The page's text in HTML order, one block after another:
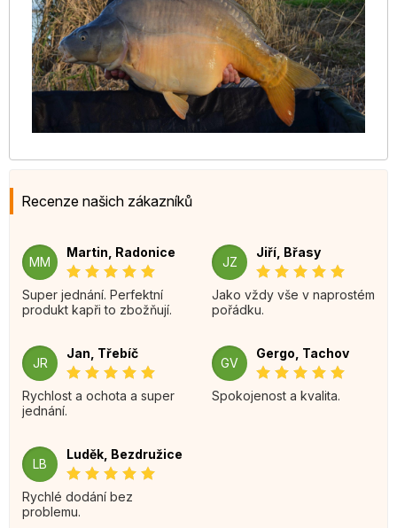
Recenze našich zákazníků
MM
Martin, Radonice
Super jednání. Perfektní
produkt kapři to zbožňují.
JZ
Jiří, Břasy
Jako vždy vše v naprostém
pořádku.
JR
Jan, Třebíč
Rychlost a ochota a super
jednání.
GV
Gergo, Tachov
Spokojenost a kvalita.
LB
Luděk, Bezdružice
Rychlé dodání bez
problemu.